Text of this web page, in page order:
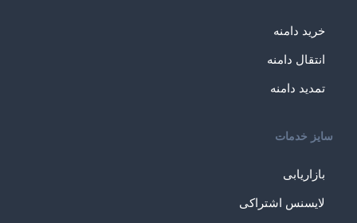
خرید دامنه
انتقال دامنه
تمدید دامنه
سایز خدمات
بازاریابی
لایسنس اشتراکی